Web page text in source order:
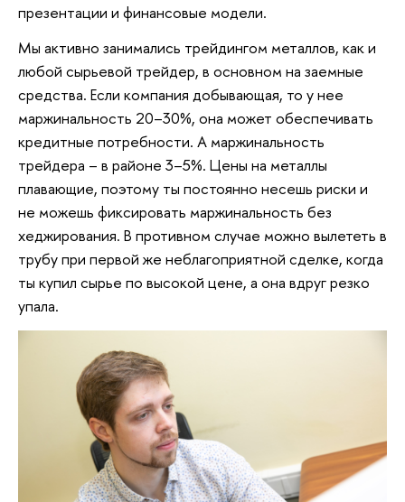
презентации и финансовые модели.
Мы активно занимались трейдингом металлов, как и
любой сырьевой трейдер, в основном на заемные
средства. Если компания добывающая, то у нее
маржинальность 20–30%, она может обеспечивать
кредитные потребности. А маржинальность
трейдера – в районе 3–5%. Цены на металлы
плавающие, поэтому ты постоянно несешь риски и
не можешь фиксировать маржинальность без
хеджирования. В противном случае можно вылететь в
трубу при первой же неблагоприятной сделке, когда
ты купил сырье по высокой цене, а она вдруг резко
упала.